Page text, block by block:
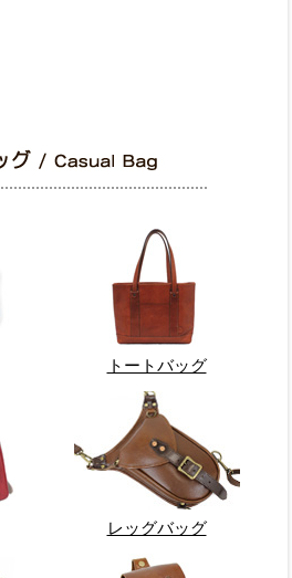
トートバッグ
レッグバッグ